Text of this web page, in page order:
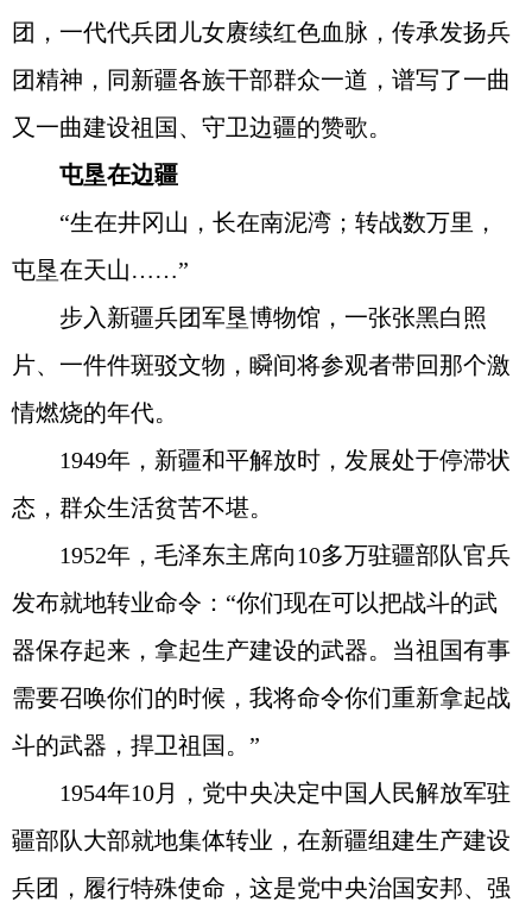
团，一代代兵团儿女赓续红色血脉，传承发扬兵
团精神，同新疆各族干部群众一道，谱写了一曲
又一曲建设祖国、守卫边疆的赞歌。
屯垦在边疆
“生在井冈山，长在南泥湾；转战数万里，
屯垦在天山……”
步入新疆兵团军垦博物馆，一张张黑白照
片、一件件斑驳文物，瞬间将参观者带回那个激
情燃烧的年代。
1949年，新疆和平解放时，发展处于停滞状
态，群众生活贫苦不堪。
1952年，毛泽东主席向10多万驻疆部队官兵
发布就地转业命令：“你们现在可以把战斗的武
器保存起来，拿起生产建设的武器。当祖国有事
需要召唤你们的时候，我将命令你们重新拿起战
斗的武器，捍卫祖国。”
1954年10月，党中央决定中国人民解放军驻
疆部队大部就地集体转业，在新疆组建生产建设
兵团，履行特殊使命，这是党中央治国安邦、强